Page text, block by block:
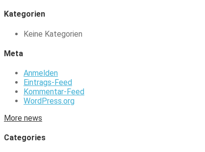
Kategorien
Keine Kategorien
Meta
Anmelden
Eintrags-Feed
Kommentar-Feed
WordPress.org
More news
Categories